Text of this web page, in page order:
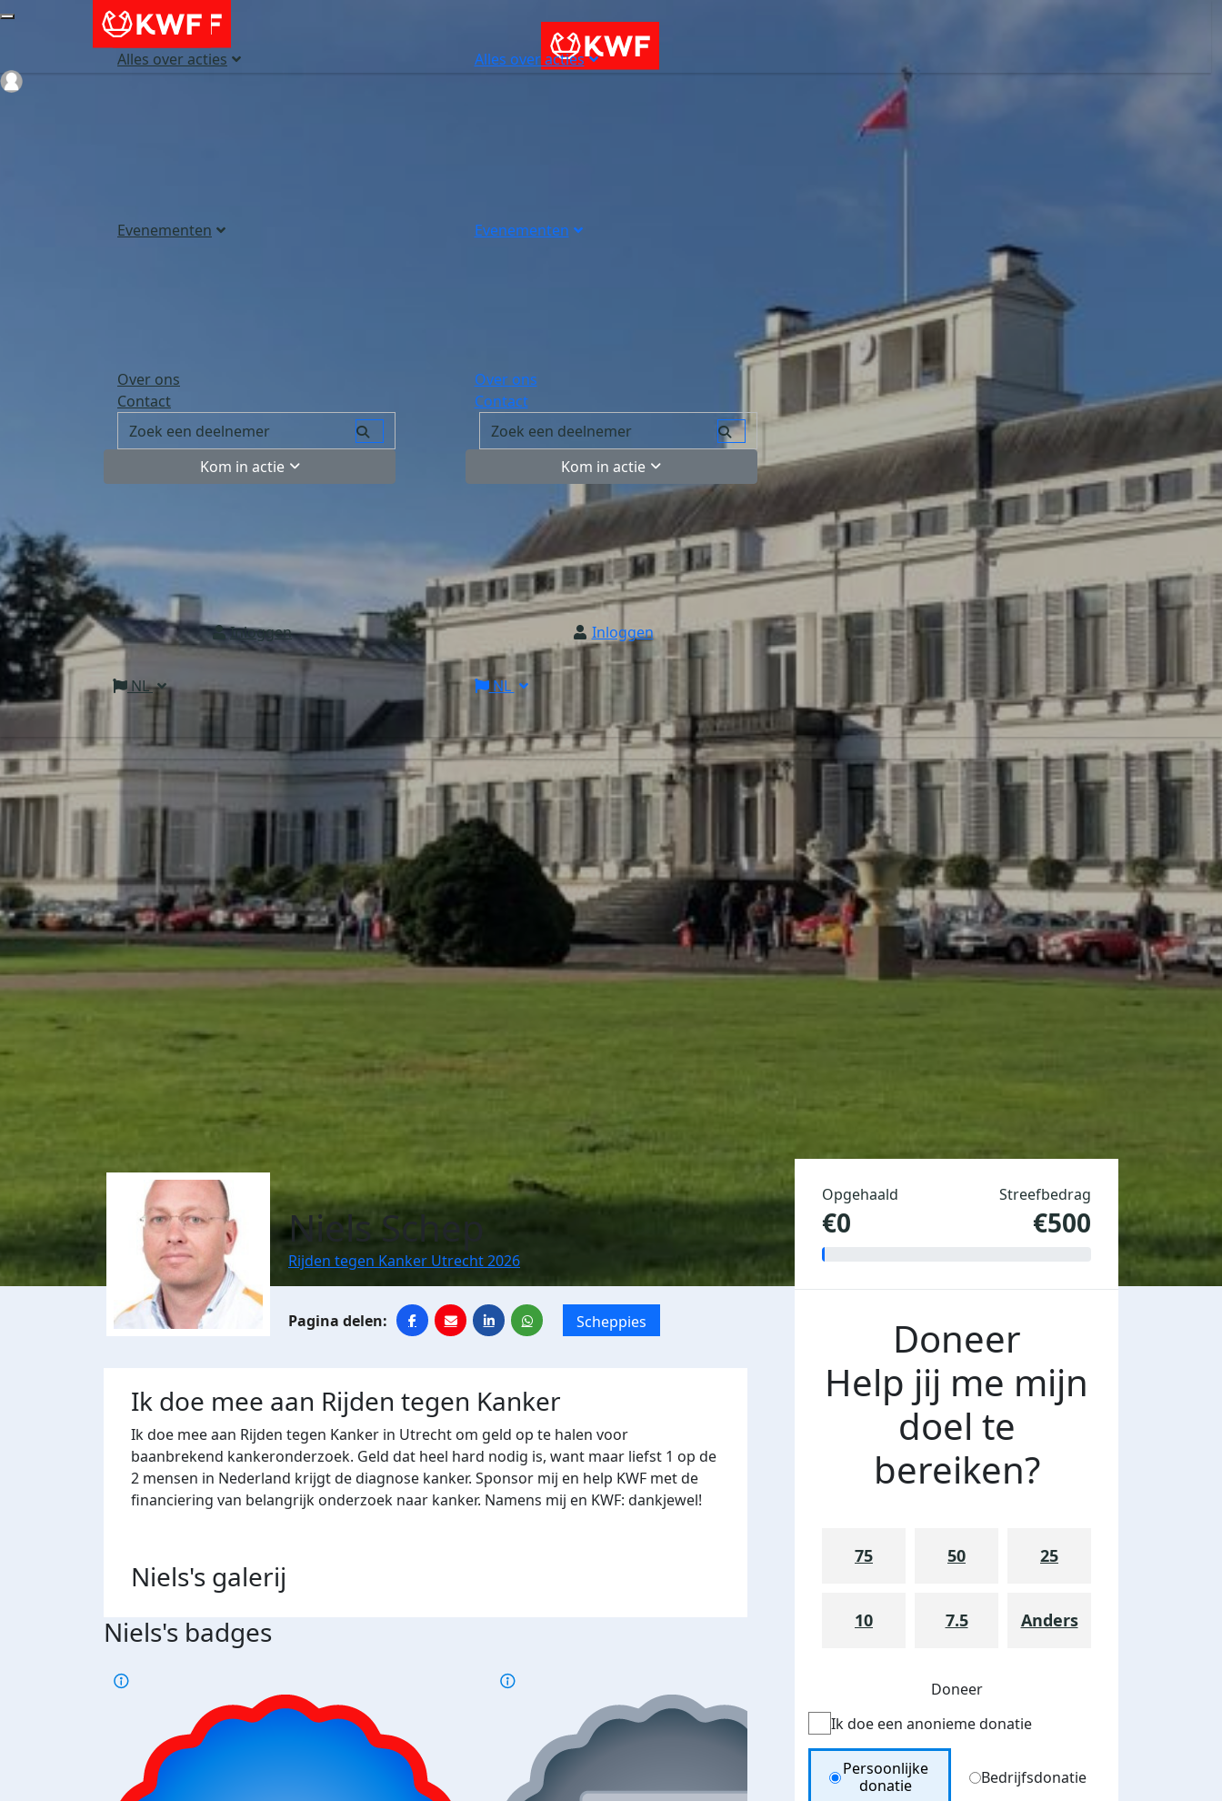
Alles over acties
Evenementen
Over ons
Contact
Kom in actie
Inloggen
NL
Alles over acties
Evenementen
Over ons
Contact
Kom in actie
Inloggen
NL
Niels Schep
Rijden tegen Kanker Utrecht 2026
Scheppies
Ik doe mee aan Rijden tegen Kanker
Ik doe mee aan Rijden tegen Kanker in Utrecht om geld op te halen voor
baanbrekend kankeronderzoek. Geld dat heel hard nodig is, want maar liefst 1 op de
2 mensen in Nederland krijgt de diagnose kanker. Sponsor mij en help KWF met de
financiering van belangrijk onderzoek naar kanker. Namens mij en KWF: dankjewel!
Niels's galerij
Niels's badges
Opgehaald
€0
Streefbedrag
€500
Doneer
Help jij me mijn
doel te
bereiken?
75 50 25
10 7.5 Anders
Doneer
Ik doe een anonieme donatie
Donation Type
Persoonlijke
donatie
Bedrijfsdonatie